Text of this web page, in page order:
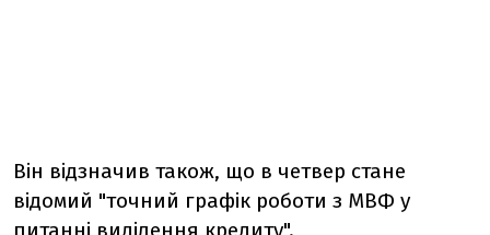
Він відзначив також, що в четвер стане
відомий "точний графік роботи з МВФ у